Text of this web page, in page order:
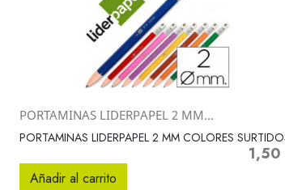
Vista rápida
PORTAMINAS LIDERPAPEL 2 MM...
PORTAMINAS LIDERPAPEL 2 MM COLORES
Precio
1,50
Añadir al carrito